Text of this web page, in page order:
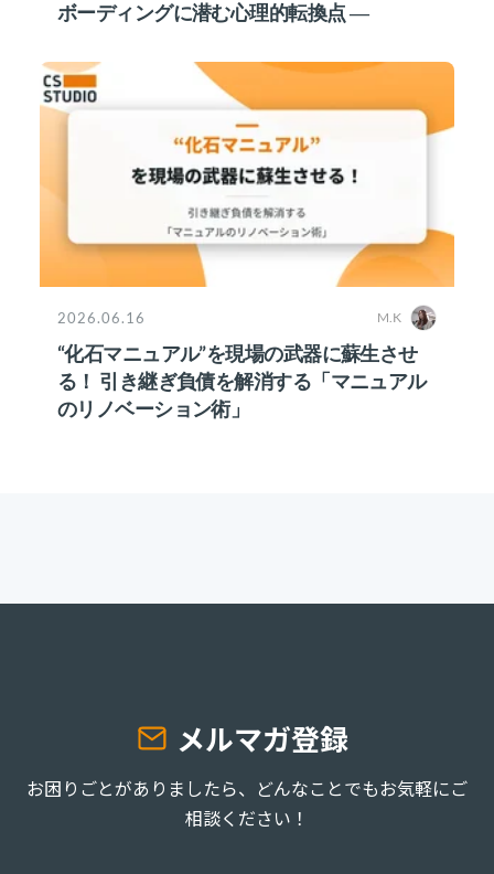
ボーディングに潜む心理的転換点 ―
2026.06.16 M.K
“化石マニュアル”を現場の武器に蘇生させ
る！ 引き継ぎ負債を解消する「マニュアル
のリノベーション術」
メルマガ登録
お困りごとがありましたら、どんなことでもお気軽にご
相談ください！